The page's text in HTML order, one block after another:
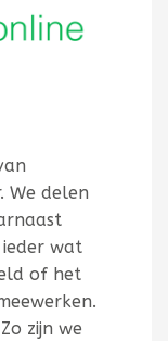
We delen
wat
of het
zijn we